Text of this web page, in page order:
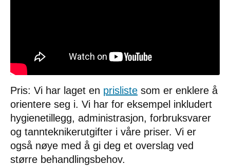
Pris: Vi har laget en prisliste som er enklere å
orientere seg i. Vi har for eksempel inkludert
hygienetillegg, administrasjon, forbruksvarer
og tannteknikerutgifter i våre priser. Vi er
også nøye med å gi deg et overslag ved
større behandlingsbehov.